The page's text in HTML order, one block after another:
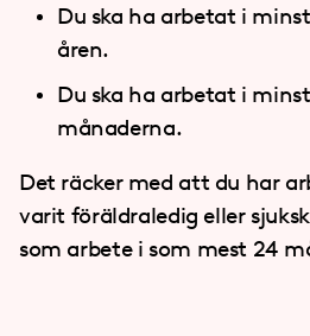
Du ska ha arbetat i
åren.
Du ska ha arbetat i
månaderna.
Det räcker med att du har
varit föräldraledig eller
som arbete i som mest 24